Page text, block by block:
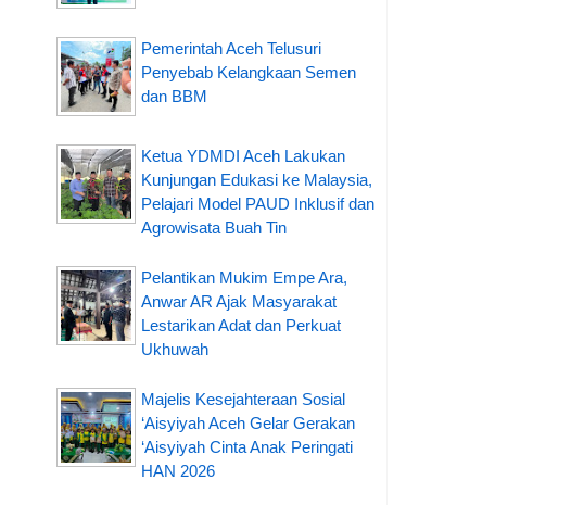
Pemerintah Aceh Telusuri
Penyebab Kelangkaan Semen
dan BBM
Ketua YDMDI Aceh Lakukan
Kunjungan Edukasi ke Malaysia,
Pelajari Model PAUD Inklusif dan
Agrowisata Buah Tin
Pelantikan Mukim Empe Ara,
Anwar AR Ajak Masyarakat
Lestarikan Adat dan Perkuat
Ukhuwah
Majelis Kesejahteraan Sosial
‘Aisyiyah Aceh Gelar Gerakan
‘Aisyiyah Cinta Anak Peringati
HAN 2026